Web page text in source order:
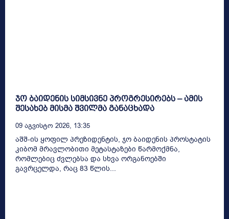
ჯო ბაიდენის სიმსივნე პროგრესირებს – ამის
შესახებ მისმა შვილმა განაცხადა
09 Აგვისტო 2026, 13:35
აშშ-ის ყოფილ პრეზიდენტის, ჯო ბაიდენის პროსტატის
კიბომ მრავლობითი მეტასტაზები წარმოქმნა,
რომლებიც ძვლებსა და სხვა ორგანოებში
გავრცელდა, რაც 83 წლის...